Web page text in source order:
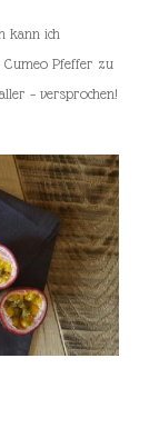
kann ich
Cumeo Pfeffer zu
– versprochen!